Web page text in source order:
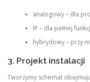
analogowy – dla
IP – dla pełnej
hybrydowy – przy
3. Projekt instalacji
Tworzymy schemat